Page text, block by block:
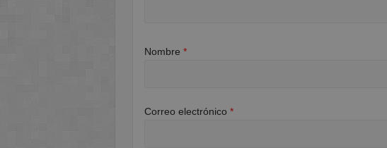
Nombre*
Correo electrónico*